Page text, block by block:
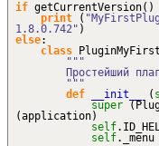
if getCurrentVersion( )
print
(
1.8.0.742" )
else:
class
"""
Простейший
"""
def
__init__ (
super
(
(application)
self.
self._menu